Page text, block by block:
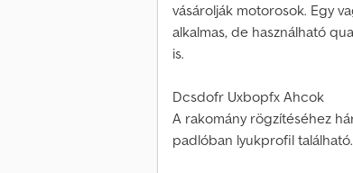
vásárolják motorosok. Egy
alkalmas, de használható
is.
Dcsdofr Uxbopfx Ahcok
A rakomány rögzítéséhez
padlóban lyukprofil